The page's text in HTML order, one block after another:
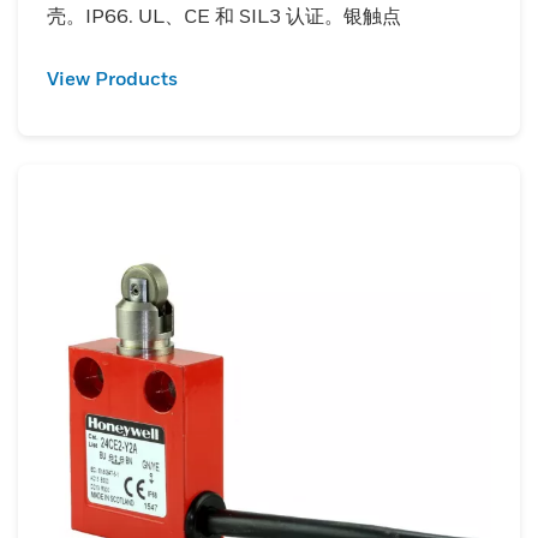
壳。IP66. UL、CE 和 SIL3 认证。银触点
View Products